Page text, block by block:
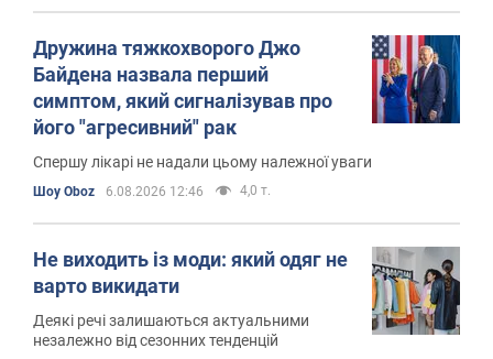
Дружина тяжкохворого Джо
Байдена назвала перший
симптом, який сигналізував про
його "агресивний" рак
Спершу лікарі не надали цьому належної уваги
Шоу Oboz 6.08.2026 12:46 4,0 т.
Не виходить із моди: який одяг не
варто викидати
Деякі речі залишаються актуальними
незалежно від сезонних тенденцій